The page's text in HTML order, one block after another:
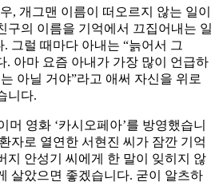
, 개그맨 이름이 떠오르지 않는 일이
구의 이름을 기억에서 끄집어내는 일
그럴 때마다 아내는 “늙어서 그
. 아마 요즘 아내가 가장 많이 언급하
아닐 거야”라고 애써 자신을 위로
니다.
영화 ‘카시오페아’를 방영했습니
자로 열연한 서현진 씨가 잠깐 기억
지 안성기 씨에게 한 말이 잊히지 않
살았으면 좋겠습니다. 굳이 알츠하